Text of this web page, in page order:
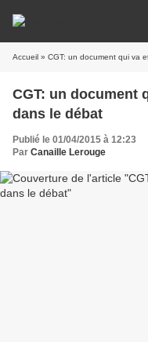
Accueil » CGT: un document qui va
CGT: un document
dans le débat
Publié le 01/04/2015 à 12:23
Par Canaille Lerouge